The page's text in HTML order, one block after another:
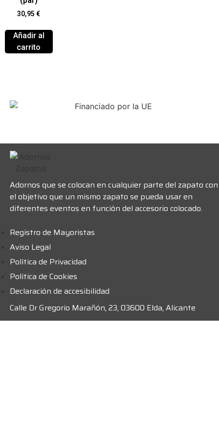
30,95€
Añadir al
carrito
Adornos que se colocan en cualquier parte del zapato con
el objetivo que un mismo zapato se pueda usar en
diferentes eventos en función del accesorio colocado.
Registro de Mayoristas
Aviso Legal
Política de Privacidad
Política de Cookies
Declaración de accesibilidad
Calle Dr Gregorio Marañón, 23, 03600 Elda, Alicante